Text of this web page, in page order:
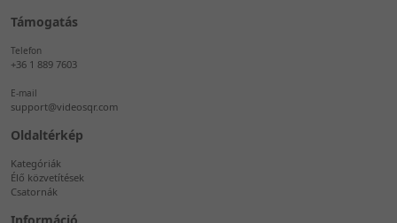
Támogatás
Telefon
+36 1 889 7603
E-mail
support@videosqr.com
Oldaltérkép
Kategóriák
Élő közvetítések
Csatornák